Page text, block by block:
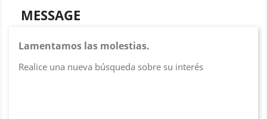
MESSAGE
Lamentamos las molestias.
Realice una nueva búsqueda sobre su interés